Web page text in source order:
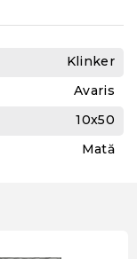
Klinker
Avaris
10x50
Mată